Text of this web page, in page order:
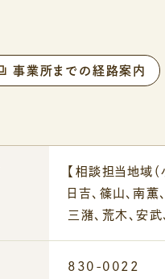
事業所までの経路案内
【相談担当地域（
日吉、篠山、南薫
三潴、荒木、安
830-0022